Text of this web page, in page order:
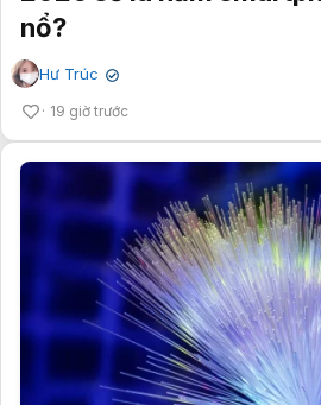
nổ?
Hư Trúc ✔
19 giờ trước